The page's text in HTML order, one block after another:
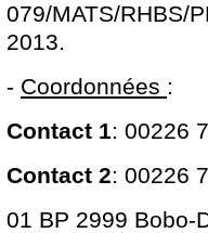
079/MATS/RHBS/
2013.
- Coordonnées :
Contact 1: 00226
Contact 2: 00226
01 BP 2999 Bobo-